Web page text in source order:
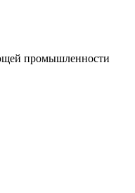
промышленности